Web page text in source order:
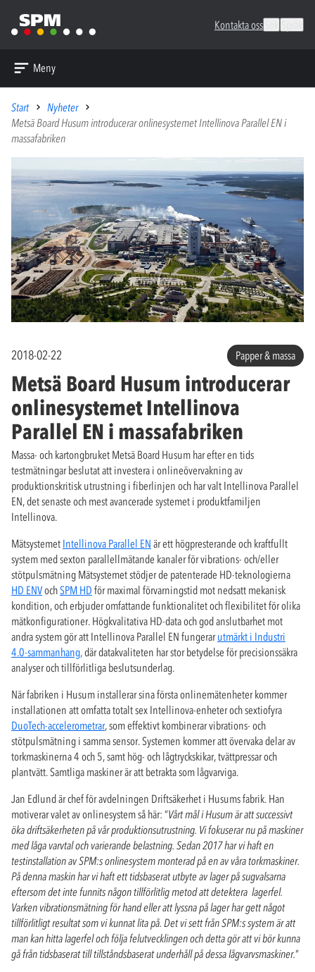
Kontakta oss
Meny
Start
Nyheter
Metsä Board Husum introducerar onlinesystemet Intellinova Parallel EN i
massafabriken
2018-02-22 Papper & massa
Metsä Board Husum introducerar
onlinesystemet Intellinova
Parallel EN i massafabriken
Massa- och kartongbruket Metsä Board Husum har efter en tids
testmätningar beslutat att investera i onlineövervakning av
produktionskritisk utrustning i fiberlinjen och har valt Intellinova Parallel
EN, det senaste och mest avancerade systemet i produktfamiljen
Intellinova.
Mätsystemet Intellinova Parallel EN är ett högpresterande och kraftfullt
system med sexton parallellmätande kanaler för vibrations- och/eller
stötpulsmätning Mätsystemet stödjer de patenterade HD-teknologierna
HD ENVochSPM HD för maximal förvarningstid mot nedsatt mekanisk
kondition, och erbjuder omfattande funktionalitet och flexibilitet för olika
mätkonfigurationer. Högkvalitativa HD-data och god anslutbarhet mot
andra system gör att Intellinova Parallel EN fungerarutmärkt i Industri
4.0-sammanhang,där datakvaliteten har stor betydelse för precisionssäkra
analyser och tillförlitliga beslutsunderlag.
När fabriken i Husum installerar sina första onlinemätenheter kommer
installationen att omfatta totalt sex Intellinova-enheter och sextiofyra
DuoTech-accelerometrar, som effektivt kombinerar vibrations- och
stötpulsmätning i samma sensor. Systemen kommer att övervaka delar av
torkmaskinerna 4 och 5, samt hög- och lågtryckskikar, tvättpressar och
plantvätt. Samtliga maskiner är att betrakta som lågvarviga.
Jan Edlund är chef för avdelningen Driftsäkerhet i Husums fabrik. Han
motiverar valet av onlinesystem så här: ”Vårt mål i Husum är att successivt
öka driftsäkerheten på vår produktionsutrustning. Vi fokuserar nu på maskiner
med låga varvtal och varierande belastning. Sedan 2017 har vi haft en
testinstallation av SPM:s onlinesystem monterad på en av våra torkmaskiner.
På denna maskin har vi haft ett tidsbaserat utbyte av lager på sugvalsarna
eftersom det inte funnits någon tillförlitlig metod att detektera lagerfel.
Varken vibrationsmätning för hand eller att lyssna på lager har gett något
tillförlitligt resultat som vi kunnat lita på. Det vi sett från SPM:s system är att
man kan hitta lagerfel och följa felutvecklingen och detta gör att vi bör kunna
gå från tidsbaserat till tillståndsbaserat underhåll på dessa lågvarvsmaskiner.”